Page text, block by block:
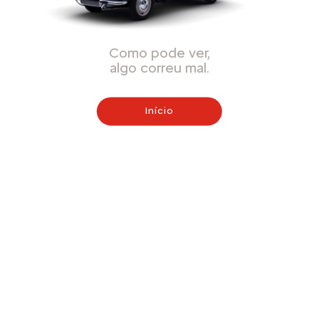
Como pode ver,
algo correu mal.
Início